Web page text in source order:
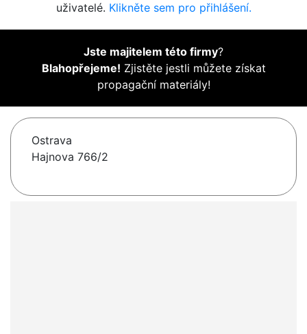
uživatelé. Klikněte sem pro přihlášení.
Jste majitelem této firmy?
Blahopřejeme! Zjistěte jestli můžete získat
propagační materiály!
Ostrava
Hajnova 766/2